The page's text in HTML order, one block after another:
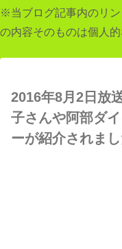
※当ブログ記事内のリ
の内容そのものは個人
2016年8月2日放
子さんや阿部ダ
ーが紹介されま